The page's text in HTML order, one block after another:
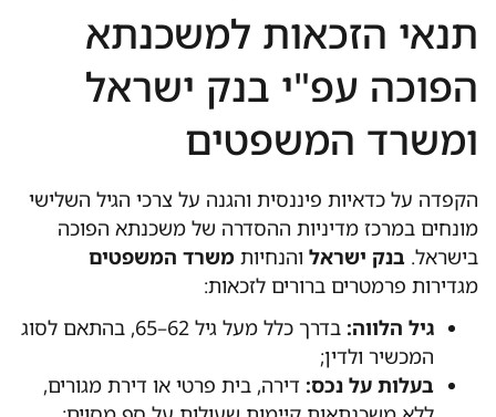
תנאי הזכאות למשכנתא
הפוכה עפ"י בנק ישראל
ומשרד המשפטים
הקפדה על כדאיות פיננסית והגנה על צרכי הגיל השלישי
מונחים במרכז מדיניות ההסדרה של משכנתא הפוכה
בישראל. בנק ישראל והנחיות משרד המשפטים
מגדירות פרמטרים ברורים לזכאות:
גיל הלווה:
בדרך כלל מעל גיל 62–65, בהתאם לסוג
המכשיר ולדין;
בעלות על נכס: דירה, בית פרטי או דירת מגורים,